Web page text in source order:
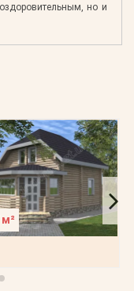
но и